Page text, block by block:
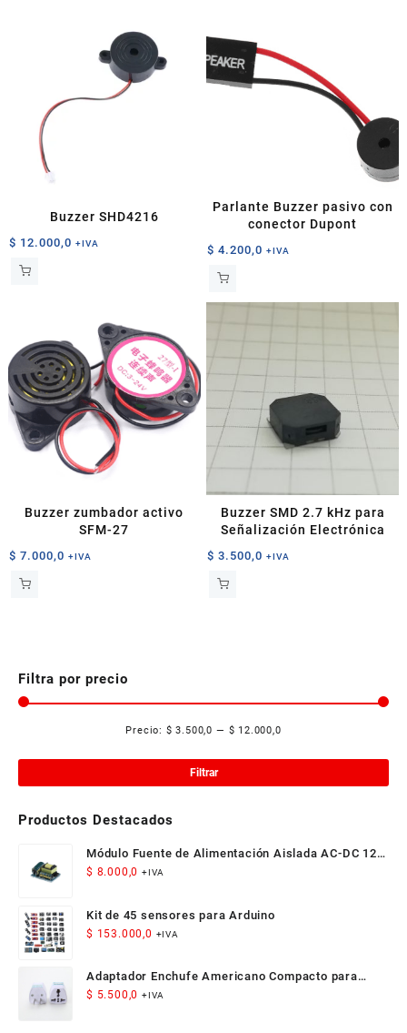
Buzzer SHD4216
$ 12.000,0 +IVA
Parlante Buzzer pasivo con
conector Dupont
$ 4.200,0 +IVA
Buzzer zumbador activo
SFM-27
$ 7.000,0 +IVA
Buzzer SMD 2.7 kHz para
Señalización Electrónica
$ 3.500,0 +IVA
Filtra por precio
Filtrar
Precio: $ 3.500,0 — $ 12.000,0
Productos Destacados
Módulo Fuente de Alimentación Aislada AC-DC 12V
300mA 3.5W
$ 8.000,0 +IVA
Kit de 45 sensores para Arduino
$ 153.000,0 +IVA
Adaptador Enchufe Americano Compacto para
Viaje
$ 5.500,0 +IVA